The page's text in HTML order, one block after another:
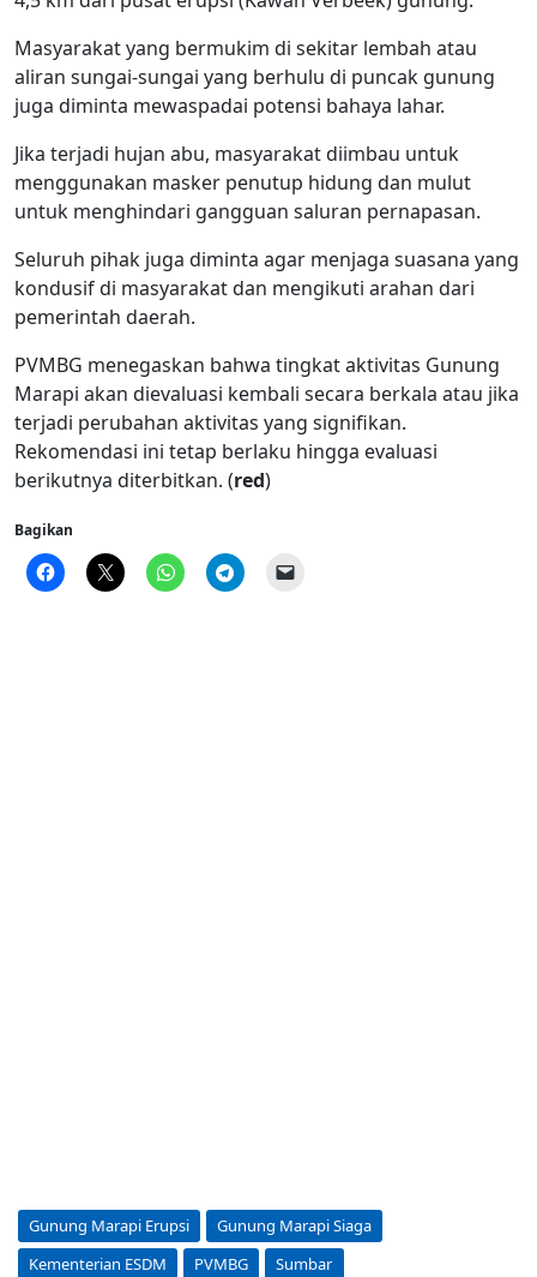
Masyarakat yang bermukim di sekitar lembah atau
aliran sungai-sungai yang berhulu di puncak gunung
juga diminta mewaspadai potensi bahaya lahar.
Jika terjadi hujan abu, masyarakat diimbau untuk
menggunakan masker penutup hidung dan mulut
untuk menghindari gangguan saluran pernapasan.
Seluruh pihak juga diminta agar menjaga suasana yang
kondusif di masyarakat dan mengikuti arahan dari
pemerintah daerah.
PVMBG menegaskan bahwa tingkat aktivitas Gunung
Marapi akan dievaluasi kembali secara berkala atau jika
terjadi perubahan aktivitas yang signifikan.
Rekomendasi ini tetap berlaku hingga evaluasi
berikutnya diterbitkan. (red)
Bagikan
Gunung Marapi Erupsi
Gunung Marapi Siaga
Kementerian ESDM
PVMBG Sumbar